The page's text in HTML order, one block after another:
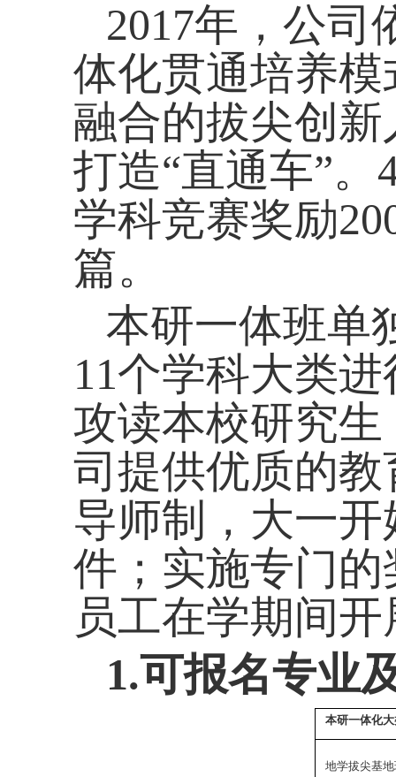
2017年，公司
体化贯通培养
融合的拔尖创
打造“直通车”。
学科竞赛奖励
篇。
本研一体班单
11个学科大类
攻读本校研究
司提供优质的
导师制，大一
件；实施专门
员工在学期间
1.可报名专业
本研一体化
地学拔尖基